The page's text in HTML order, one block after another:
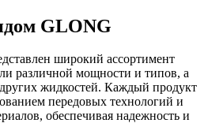
GLONG
широкий ассортимент
различной мощности и типов, а
жидкостей. Каждый продукт
передовых технологий и
обеспечивая надежность и